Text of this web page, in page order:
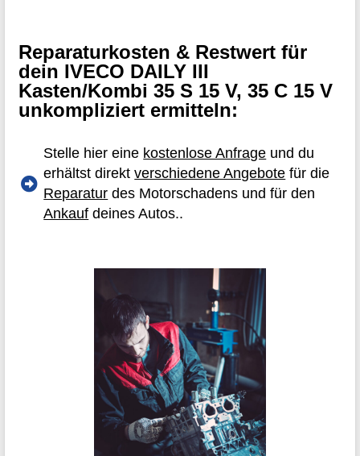
Reparaturkosten & Restwert für
dein IVECO DAILY III
Kasten/Kombi 35 S 15 V, 35 C 15 V
unkompliziert ermitteln:
Stelle hier eine kostenlose Anfrage und du
erhältst direktverschiedene Angebote für die
Reparatur des Motorschadens und für den
Ankauf deines Autos..